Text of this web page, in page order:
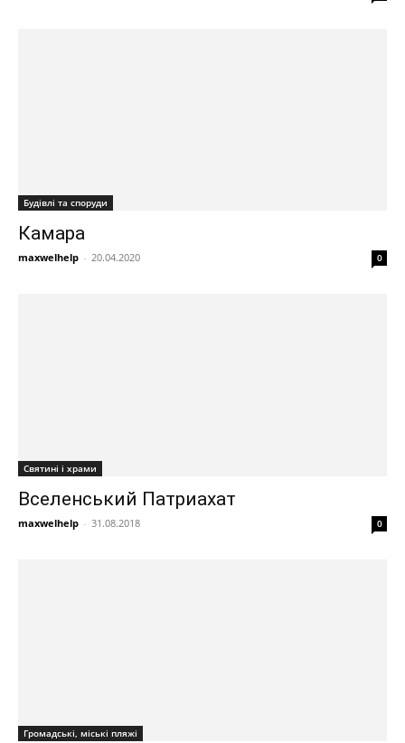
Будівлі та споруди
Камара
maxwelhelp - 20.04.2020 0
Святині і храми
Вселенський Патриахат
maxwelhelp - 31.08.2018 0
Громадські, міські пляжі